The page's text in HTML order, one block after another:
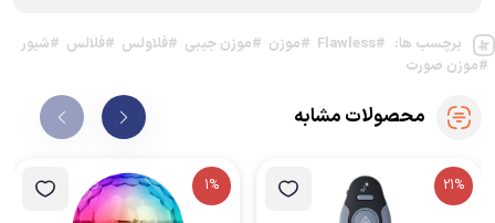
برچسب ها: #Flawless #موزن #موزن جیبی #فلاولس #فلالس #شیور
#موزن صورت
محصولات مشابه
21%
1%